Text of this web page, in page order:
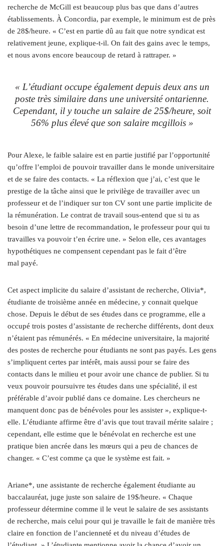
recherche de McGill est beaucoup plus bas que dans d’autres
établissements. À Concordia, par exemple, le minimum est de près
de 28$/heure. « C’est en partie dû au fait que notre syndicat est
relativement jeune, explique-t-il. On fait des gains avec le temps,
et nous avons encore beaucoup de retard à rattraper. »
« L’étudiant occupe également depuis deux ans un
poste très similaire dans une université ontarienne.
Cependant, il y touche un salaire de 25$/heure, soit
56% plus élevé que son salaire mcgillois »
Pour Alexe, le faible salaire est en partie justifié par l’opportunité
qu’offre l’emploi de pouvoir travailler dans le monde universitaire
et de se faire des contacts. « La réflexion que j’ai, c’est que le
prestige de la tâche ainsi que le privilège de travailler avec un
professeur et de l’indiquer sur ton CV sont une partie implicite de
la rémunération. Le contrat de travail sous-entend que si tu as
besoin d’une lettre de recommandation, le professeur pour qui tu
travailles va pouvoir t’en écrire une. » Selon elle, ces avantages
hypothétiques ne compensent cependant pas le fait d’être
mal payé.
Cet aspect implicite du salaire d’assistant de recherche, Olivia*,
étudiante de troisième année en médecine, y connait quelque
chose. Depuis le début de ses études dans ce programme, elle a
occupé trois postes d’assistante de recherche différents, dont deux
n’étaient pas rémunérés. « En médecine universitaire, la majorité
des postes de recherche pour étudiants ne sont pas payés. Les gens
s’impliquent certes par intérêt, mais aussi pour se faire des
contacts dans le milieu et pour avoir une chance de publier. Si tu
veux pouvoir poursuivre tes études dans une spécialité, il est
préférable d’avoir publié dans ce domaine. Les chercheurs ne
manquent donc pas de bénévoles pour les assister », explique-t-
elle. L’étudiante affirme être d’avis que tout travail mérite salaire ;
cependant, elle estime que le bénévolat en recherche est une
pratique bien ancrée dans les mœurs qui a peu de chances de
changer. « C’est comme ça que le système est fait. »
Ariane*, une assistante de recherche également étudiante au
baccalauréat, juge juste son salaire de 19$/heure. « Chaque
professeur détermine comme il le veut le salaire de ses assistants
de recherche, mais celui pour qui je travaille le fait de manière très
claire en fonction de l’ancienneté et du niveau d’études de